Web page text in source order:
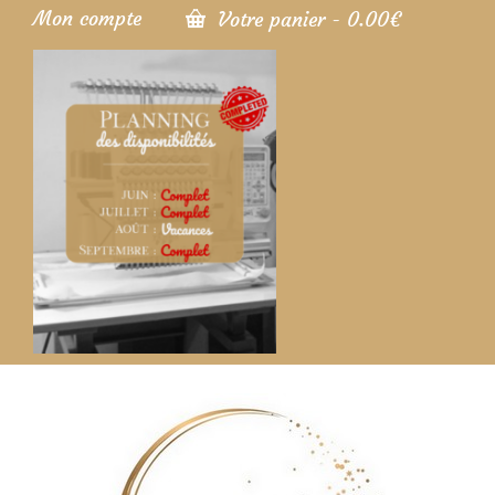
Mon compte Votre panier - 0.00€